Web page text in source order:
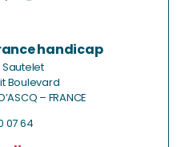
handicap
Sautelet
Boulevard
– FRANCE
07 64